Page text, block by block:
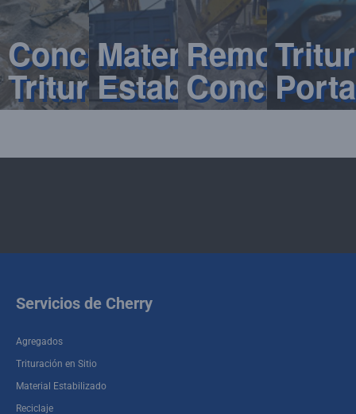
Cherry - Stabilized/Recycled Aggregates
6019 Crawford Road Houston , TX 77041
Cherry Demolition
6131 Selinsky Houston , TX 77048-2006
Concreto
Triturado
Material
Estabilizado
Remover
Concreto
Servicios de Cherry
Agregados
Trituración en Sitio
Material Estabilizado
Reciclaje